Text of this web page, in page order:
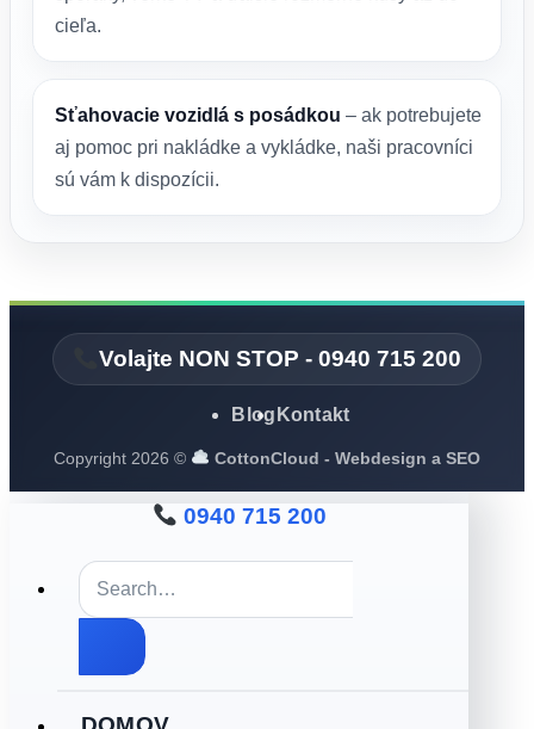
cieľa.
Sťahovacie vozidlá s posádkou – ak potrebujete
aj pomoc pri nakládke a vykládke, naši pracovníci
sú vám k dispozícii.
Volajte NON STOP - 0940 715 200
Blog Kontakt
Copyright 2026 © CottonCloud - Webdesign a SEO
0940 715 200